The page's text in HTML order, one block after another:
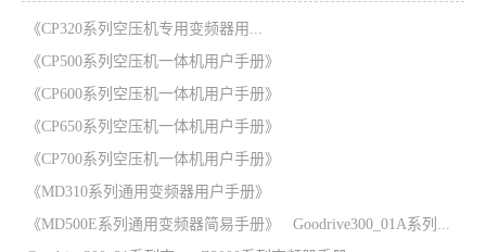
《CP320系列空压机专用变频器用...
《CP500系列空压机一体机用户手册》
《CP600系列空压机一体机用户手册》
《CP650系列空压机一体机用户手册》
《CP700系列空压机一体机用户手册》
《MD310系列通用变频器用户手册》
《MD500E系列通用变频器简易手册》
Goodrive300_01A系列...